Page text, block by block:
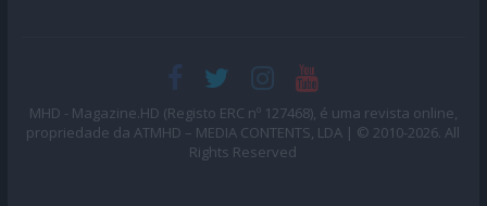
MHD - Magazine.HD (Registo ERC nº 127468), é uma revista online,
propriedade da ATMHD – MEDIA CONTENTS, LDA | © 2010-2026. All
Rights Reserved